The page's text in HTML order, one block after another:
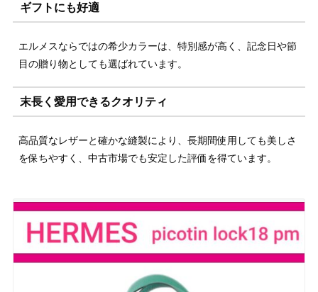
ギフトにも好適
エルメスならではの希少カラーは、特別感が高く、記念日や節
目の贈り物としても選ばれています。
末長く愛用できるクオリティ
高品質なレザーと確かな縫製により、長期間使用しても美しさ
を保ちやすく、中古市場でも安定した評価を得ています。